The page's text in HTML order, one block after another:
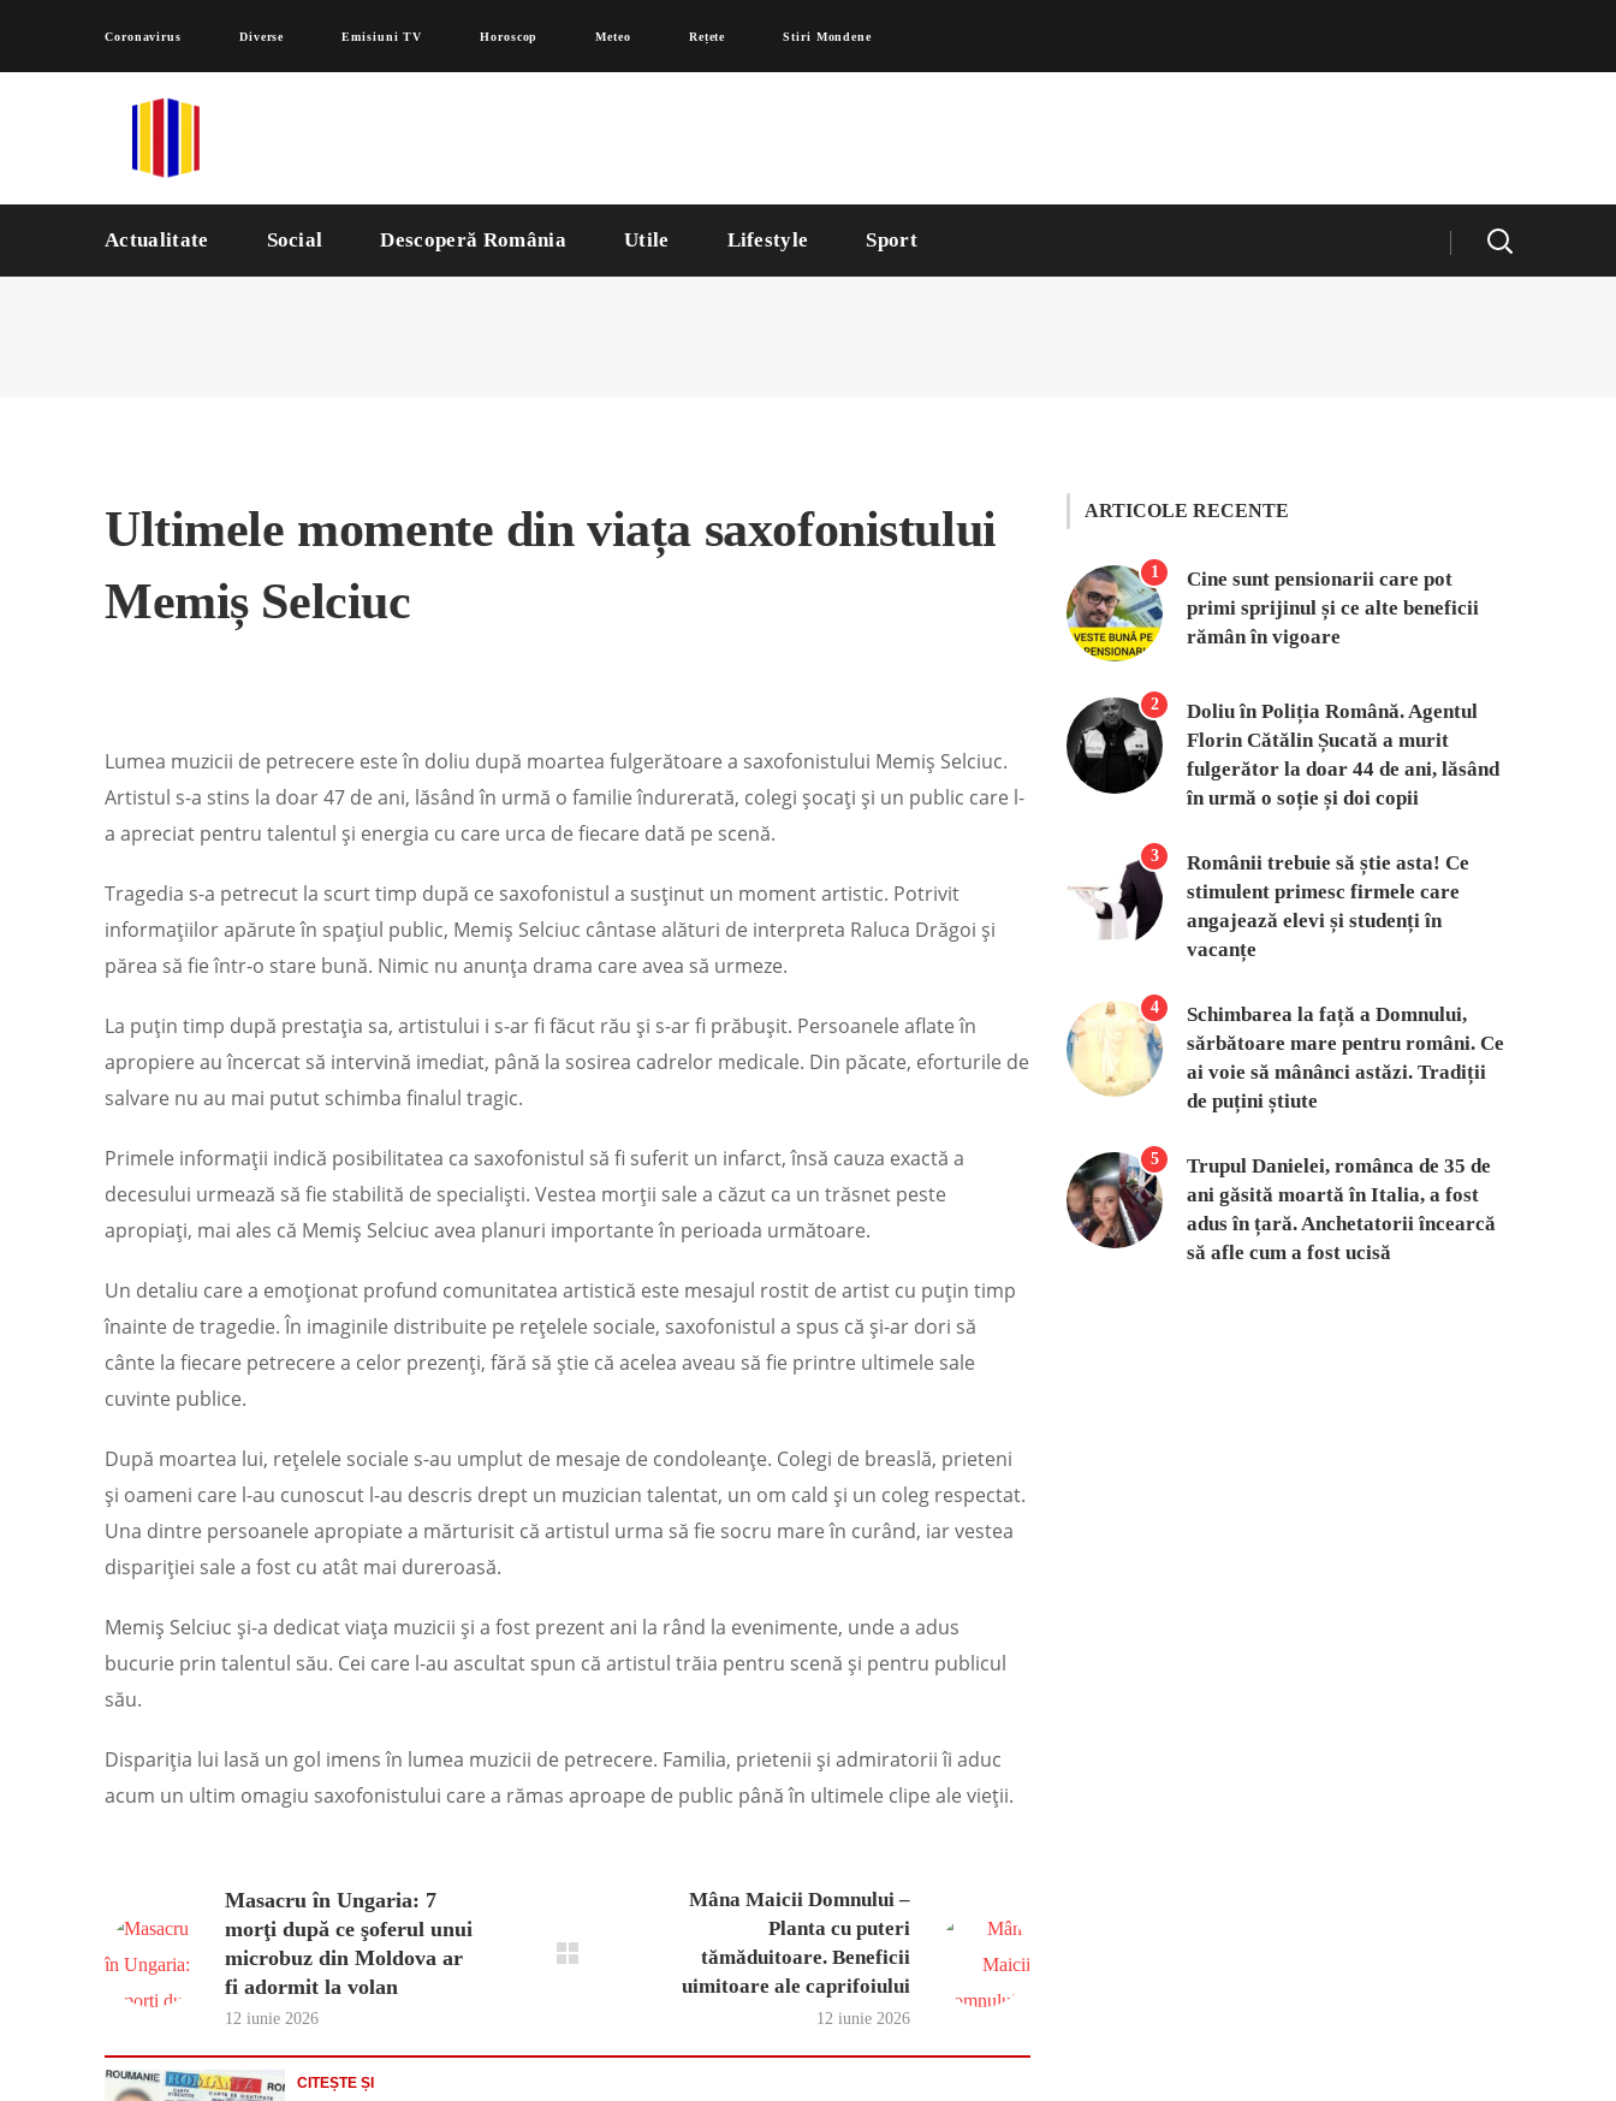
Coronavirus Diverse Emisiuni TV Horoscop Meteo Rețete Stiri Mondene
Actualitate Social Descoperă România Utile Lifestyle Sport
Ultimele momente din viața saxofonistului
Memiș Selciuc
Lumea muzicii de petrecere este în doliu după moartea fulgerătoare a saxofonistului Memiș Selciuc.
Artistul s-a stins la doar 47 de ani, lăsând în urmă o familie îndurerată, colegi șocați și un public care l-
a apreciat pentru talentul și energia cu care urca de fiecare dată pe scenă.
Tragedia s-a petrecut la scurt timp după ce saxofonistul a susținut un moment artistic. Potrivit
informațiilor apărute în spațiul public, Memiș Selciuc cântase alături de interpreta Raluca Drăgoi și
părea să fie într-o stare bună. Nimic nu anunța drama care avea să urmeze.
La puțin timp după prestația sa, artistului i s-ar fi făcut rău și s-ar fi prăbușit. Persoanele aflate în
apropiere au încercat să intervină imediat, până la sosirea cadrelor medicale. Din păcate, eforturile de
salvare nu au mai putut schimba finalul tragic.
Primele informații indică posibilitatea ca saxofonistul să fi suferit un infarct, însă cauza exactă a
decesului urmează să fie stabilită de specialiști. Vestea morții sale a căzut ca un trăsnet peste
apropiați, mai ales că Memiș Selciuc avea planuri importante în perioada următoare.
Un detaliu care a emoționat profund comunitatea artistică este mesajul rostit de artist cu puțin timp
înainte de tragedie. În imaginile distribuite pe rețelele sociale, saxofonistul a spus că și-ar dori să
cânte la fiecare petrecere a celor prezenți, fără să știe că acelea aveau să fie printre ultimele sale
cuvinte publice.
După moartea lui, rețelele sociale s-au umplut de mesaje de condoleanțe. Colegi de breaslă, prieteni
și oameni care l-au cunoscut l-au descris drept un muzician talentat, un om cald și un coleg respectat.
Una dintre persoanele apropiate a mărturisit că artistul urma să fie socru mare în curând, iar vestea
dispariției sale a fost cu atât mai dureroasă.
Memiș Selciuc și-a dedicat viața muzicii și a fost prezent ani la rând la evenimente, unde a adus
bucurie prin talentul său. Cei care l-au ascultat spun că artistul trăia pentru scenă și pentru publicul
său.
Dispariția lui lasă un gol imens în lumea muzicii de petrecere. Familia, prietenii și admiratorii îi aduc
acum un ultim omagiu saxofonistului care a rămas aproape de public până în ultimele clipe ale vieții.
Masacru în Ungaria: 7
morţi după ce şoferul unui
microbuz din Moldova ar
fi adormit la volan
12 iunie 2026
Mâna Maicii Domnului –
Planta cu puteri
tămăduitoare. Beneficii
uimitoare ale caprifoiului
12 iunie 2026
CITEȘTE ȘI
ARTICOLE RECENTE
1
Cine sunt pensionarii care pot
primi sprijinul și ce alte beneficii
rămân în vigoare
2
Doliu în Poliția Română. Agentul
Florin Cătălin Șucată a murit
fulgerător la doar 44 de ani, lăsând
în urmă o soție și doi copii
3
Românii trebuie să știe asta! Ce
stimulent primesc firmele care
angajează elevi și studenți în
vacanțe
4
Schimbarea la față a Domnului,
sărbătoare mare pentru români. Ce
ai voie să mânânci astăzi. Tradiții
de puțini știute
5
Trupul Danielei, românca de 35 de
ani găsită moartă în Italia, a fost
adus în țară. Anchetatorii încearcă
să afle cum a fost ucisă